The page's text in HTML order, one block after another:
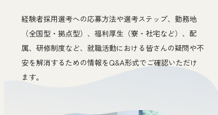
社員インタビュー
経験者採用選考への応募方法や選考ステップ、勤務地
（全国型・拠点型）、福利厚生（寮・社宅など）、配
属、研修制度など、就職活動における皆さんの疑問や不
安を解消するための情報をQ&A形式でご確認いただけ
ます。